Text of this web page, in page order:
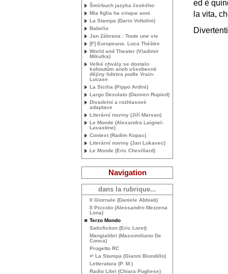
ed è
la vita,
Šmírbuch jazyka českého
Mia figlia ha cinque anni
La Stampa (Dario Voltolini)
Babelio
Jan Zábrana : Toute une vie
[F] Europeana. Luca Théâtre
World and Theater (Vladimir
Mikulka)
Velké chvály se dostalo
kohoutům aneb všeobecné
dějiny lidstva podle Vrain-
Lucase
La Sicilia (Pippo Ardini)
Largo Desolato (Damien Rupied)
Divadelní a rozhlasové
adaptace
Literární noviny (Jiří Marvan)
Le Monde (Alexandra Laignel-
Lavastine)
Context (Radim Kopac)
Literární noviny (Jan Lukavec)
Le Monde (Eric Chevillard)
Navigation
dans la rubrique...
Il Giornale (Daniele Abbiati)
Il Piccolo (Alessandro Mezzena
Lona)
Terzo Mondo
Satisfiction (Eric Loret)
Mangialibri (Massimiliano De
Conca)
Progetto RC
↵ La Stampa (Gianni Biondillo)
Letteratura (P. M.)
Radio Libri (Chiara Pugliese)